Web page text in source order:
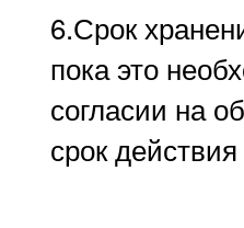
6.Срок
пока это
согласии на
срок